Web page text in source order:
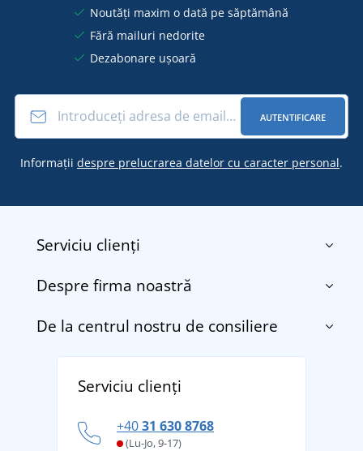
Noutăți maxim o dată pe săptămână
Fără mailuri nedorite
Dezabonare ușoară
AUTENTIFICARE
Informații despre prelucrarea datelor cu caracter personal.
Serviciu clienți
Contact
Transport și plată
Returnarea bunurilor și reclamații
Politica de confidențialitate a datelor cu caracter
Despre firma noastră
Despre noi
De la centrul nostru de consiliere
tradiție din 1976
și în siguranță
Serviciu clienți
+4031 630 8768
(Lu-Jo, 9-17)